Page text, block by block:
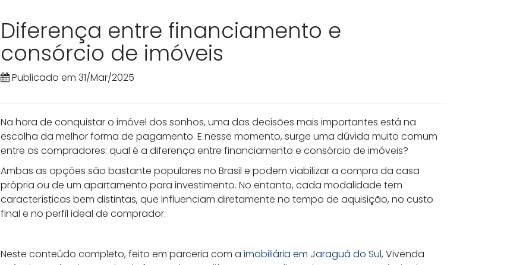
Diferença entre financiamento e
consórcio de imóveis
Publicado em 31/Mar/2025
Na hora de conquistar o imóvel dos sonhos, uma das decisões mais importantes está na
escolha da melhor forma de pagamento. E nesse momento, surge uma dúvida muito comum
entre os compradores: qual é a diferença entre financiamento e consórcio de imóveis?
Ambas as opções são bastante populares no Brasil e podem viabilizar a compra da casa
própria ou de um apartamento para investimento. No entanto, cada modalidade tem
características bem distintas, que influenciam diretamente no tempo de aquisição, no custo
final e no perfil ideal de comprador.
Neste conteúdo completo, feito em parceria com a imobiliária em Jaraguá do Sul, Vivenda